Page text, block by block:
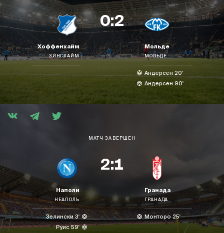
Хоффенхайм
ЗИНСХАЙМ
0:2
Мольде
МОЛЬДЕ
Андерсен 20'
Андерсен 90'
МАТЧ ЗАВЕРШЕН
Наполи
НЕАПОЛЬ
Зелински 3'
Руис 59'
2:1
Гранада
ГРАНАДА
Монторо 25'